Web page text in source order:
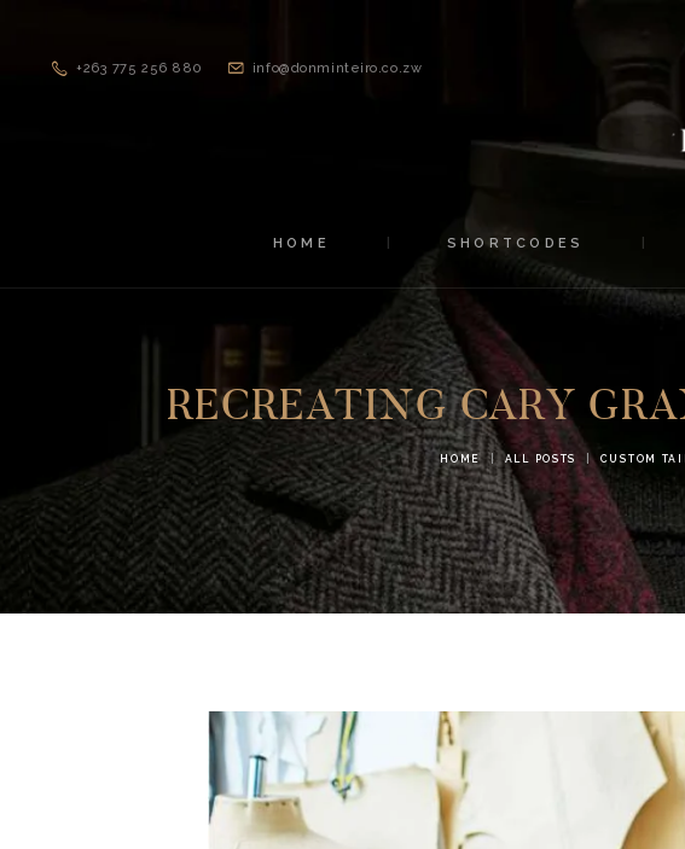
+263 775 256 880 info@donminteiro.co.zw
HOME SHORTCODES
RECREATING CARY
HOME ALL POSTS CUSTOM